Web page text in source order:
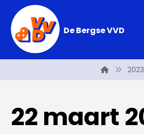
De Bergse VVD
2023
22 maart